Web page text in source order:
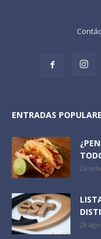
ENTRADAS
26
28